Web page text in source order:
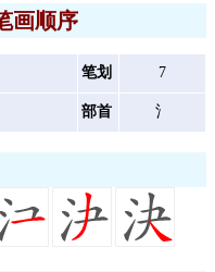
画顺序
笔划 7
部首 氵